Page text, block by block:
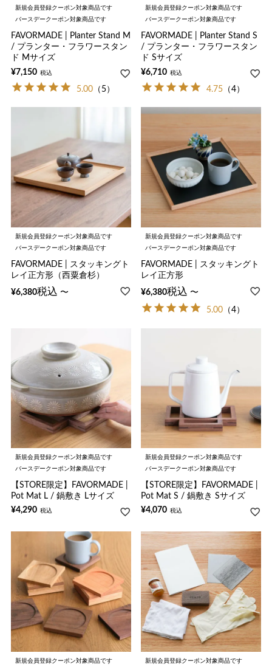
新規会員登録クーポン対象商品です
バースデークーポン対象商品です
FAVORMADE | Planter Stand M
/ プランター・フラワースタン
ド Mサイズ
¥7,150 税込
5.00 （5）
新規会員登録クーポン対象商品です
バースデークーポン対象商品です
FAVORMADE | Planter Stand S
/ プランター・フラワースタン
ド Sサイズ
¥6,710 税込
4.75 （4）
新規会員登録クーポン対象商品です
バースデークーポン対象商品です
FAVORMADE | スタッキングト
レイ正方形（西粟倉杉）
¥6,380税込 〜
新規会員登録クーポン対象商品です
バースデークーポン対象商品です
FAVORMADE | スタッキングト
レイ正方形
¥6,380税込 〜
5.00 （4）
新規会員登録クーポン対象商品です
バースデークーポン対象商品です
【STORE限定】FAVORMADE |
Pot Mat L / 鍋敷き Lサイズ
¥4,290 税込
新規会員登録クーポン対象商品です
バースデークーポン対象商品です
【STORE限定】FAVORMADE |
Pot Mat S / 鍋敷き Sサイズ
¥4,070 税込
新規会員登録クーポン対象商品です
新規会員登録クーポン対象商品です